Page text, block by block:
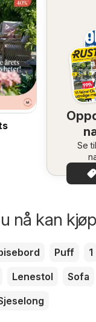
Se
nå kan
Puff 1
Lenestol Sofa